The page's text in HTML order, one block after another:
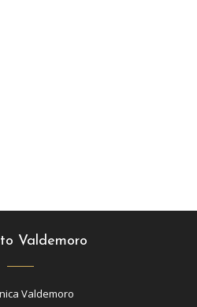
Valdemoro
Valdemoro